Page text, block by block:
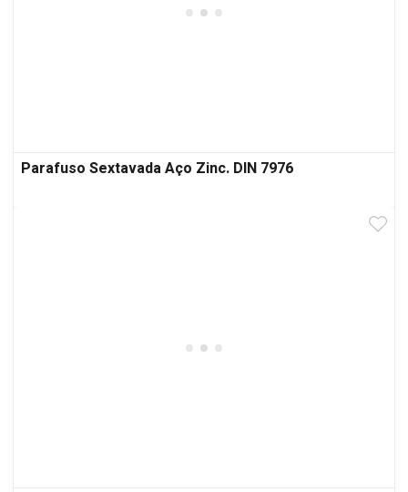
Parafuso Sextavada Aço Zinc. DIN 7976